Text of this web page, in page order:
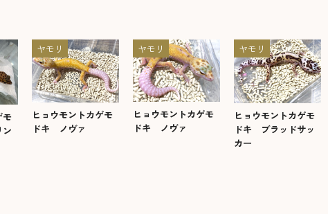
モ
ヤモリ
ヒョウモントカゲモ
ドキ ノヴァ
ヤモリ
ヒョウモントカゲモ
ドキ ノヴァ
ヤモリ
ヒョウモントカゲモ
ドキ ブラッドサッ
カー